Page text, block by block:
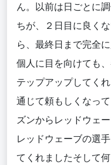
ん。以前は日ごとに
ちが、２日目に良く
ら、最終日まで完全
個人に目を向けても
テップアップしてく
通じて頼もしくなっ
ズンからレッドウェ
レッドウェーブの選
てくれましたそして